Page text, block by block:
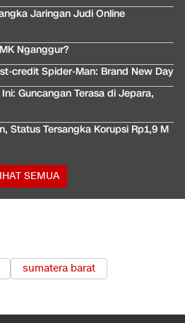
Jaringan Judi Online
Nganggur?
credit Spider-Man: Brand New Day
Guncangan Terasa di Jepara,
Status Tersangka Korupsi Rp1,9 M
SEMUA
sumatera barat